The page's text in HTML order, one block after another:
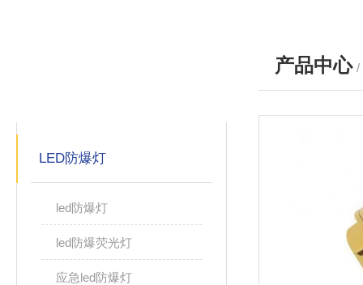
LED防爆灯
led防爆灯
led防爆荧光灯
应急led防爆灯
产品中心 /